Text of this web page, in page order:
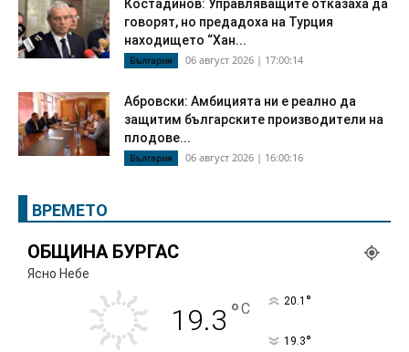
Костадинов: Управляващите отказаха да
говорят, но предадоха на Турция
находището “Хан...
България 06 август 2026 | 17:00:14
Абровски: Амбицията ни е реално да
защитим българските производители на
плодове...
България 06 август 2026 | 16:00:16
ВРЕМЕТО
ОБЩИНА БУРГАС
Ясно Небе
19.3 °C 20.1 °
19.3°